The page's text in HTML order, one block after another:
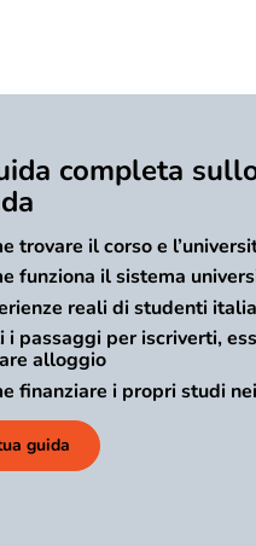
completa
trovare il corso e
funziona il sistema
reali di studenti
i passaggi per iscriverti,
alloggio
finanziare i propri studi
guida